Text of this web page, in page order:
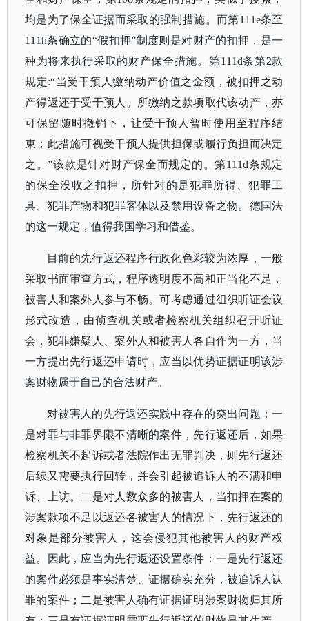
均是为了保全证据而采取的强制措施。而第111e条至
111h条确立的“假扣押”制度则是对财产的扣押，是一
种为将来执行采取的财产保全措施。第111d条第2款
规定:“当受干预人缴纳动产价值之金额，被扣押之动
产得返还于受干预人。所缴纳之款项取代该动产，亦
可保留随时撤销下，让受干预人暂时使用至程序结
束；此措施可视受干预人提供担保或履行负担而决定
之。”该款是针对财产保全而规定的。第111d条规定
的保全没收之扣押，所针对的是犯罪所得、犯罪工
具、犯罪产物和犯罪客体以及禁用设备之物。德国法
的这一规定，值得我国学习和借鉴。
目前的先行返还程序行政化色彩较为浓厚，一般
采取书面审查方式，程序透明度不高和正当化不足，
被害人和案外人参与不畅。可考虑通过组织听证会议
形式改造，由侦查机关或者检察机关组织召开听证
会，犯罪嫌疑人、案外人和被害人各自作为一方，当
一方提出先行返还申请时，应当以优势证据证明该涉
案财物属于自己的合法财产。
对被害人的先行返还实践中存在的突出问题：一
是对罪与非罪界限不清晰的案件，先行返还后，如果
检察机关不起诉或者法院作出无罪判决，则先行返还
后续又需要执行回转，并会引起被追诉人的不满和申
诉、上访。二是对人数众多的被害人，当扣押在案的
涉案款项不足以返还各被害人的情况下，先行返还的
对象是部分被害人，这会侵犯其他被害人的财产权
益。因此，应当为先行返还设置条件：一是先行返还
的案件必须是事实清楚、证据确实充分，被追诉人认
罪的案件；二是被害人确有证据证明涉案财物归其所